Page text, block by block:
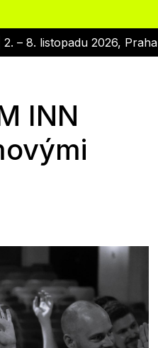
2. – 8. listopadu 2026, Praha
INN